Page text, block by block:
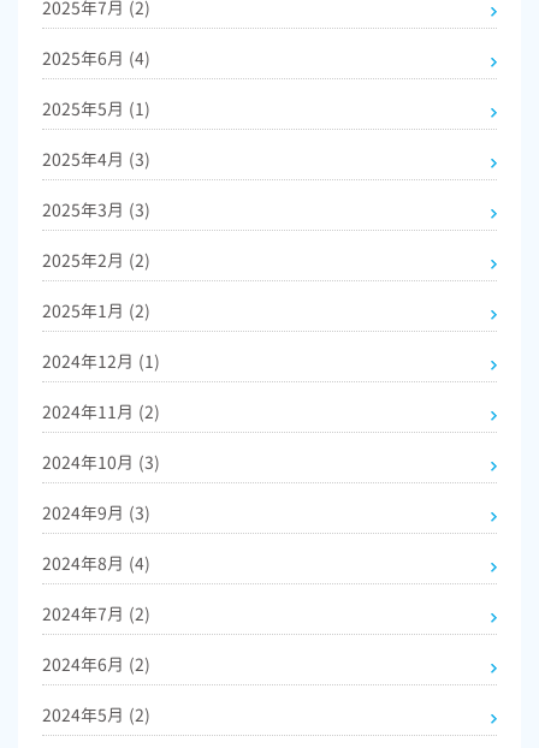
2025年7月 (2)
2025年6月 (4)
2025年5月 (1)
2025年4月 (3)
2025年3月 (3)
2025年2月 (2)
2025年1月 (2)
2024年12月 (1)
2024年11月 (2)
2024年10月 (3)
2024年9月 (3)
2024年8月 (4)
2024年7月 (2)
2024年6月 (2)
2024年5月 (2)